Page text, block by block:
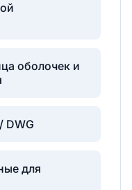
оболочек и
DWG
для